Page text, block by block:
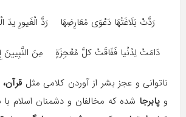
رَدَّتْ بَلَاغَتُهَا دَعْوَى مُعَارِضِهَا رَدَّ الْغَیورِ یدَ
دَامَتْ لِدُنْیا فَفَاقَتْ کلَّ مُعْجِزَةٍ مِنَ النَّبِیینَ
ناتوانی و عجز بشر از آوردن کلامی مثل قرآن،
و پابرجا شده که مخالفان و دشمنان اسلام